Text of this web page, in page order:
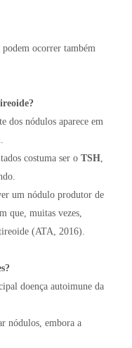
ocorrer também
dos nódulos aparece em
costuma ser o TSH
um nódulo produtor de
que, muitas vezes,
(ATA, 2016).
doença autoimune da
nódulos, embora a